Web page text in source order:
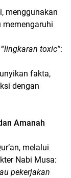
menggunakan
memengaruhi
lingkaran toxic”:
fakta,
dengan
Amanah
melalui
Nabi Musa:
pekerjakan